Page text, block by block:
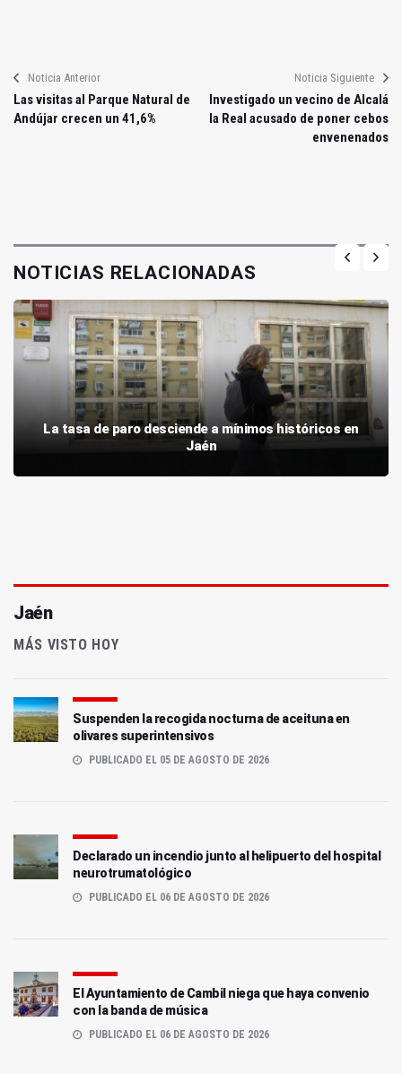
Noticia Anterior
Las visitas al Parque Natural de
Andújar crecen un 41,6%
Noticia Siguiente
Investigado un vecino de Alcalá
la Real acusado de poner cebos
envenenados
NOTICIAS RELACIONADAS
La tasa de paro desciende a mínimos históricos en
Jaén
Jaén
MÁS VISTO HOY
Suspenden la recogida nocturna de aceituna en
olivares superintensivos
PUBLICADO EL 05 DE AGOSTO DE 2026
Declarado un incendio junto al helipuerto del hospital
neurotrumatológico
PUBLICADO EL 06 DE AGOSTO DE 2026
El Ayuntamiento de Cambil niega que haya convenio
con la banda de música
PUBLICADO EL 06 DE AGOSTO DE 2026